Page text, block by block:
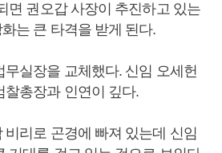
면 권오갑 사장이 추진하고 있는
는 큰 타격을 받게 된다.
무실장을 교체했다. 신임 오세헌
찰총장과 인연이 깊다.
비리로 곤경에 빠져 있는데 신임